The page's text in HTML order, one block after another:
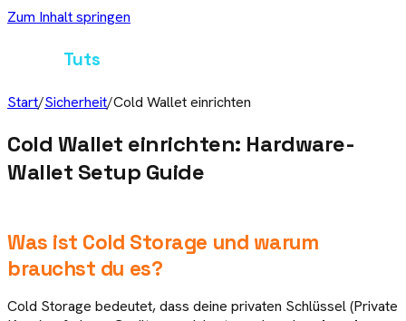
Zum Inhalt springen
Tuts
Start/Sicherheit/Cold Wallet einrichten
Cold Wallet einrichten: Hardware-
Wallet Setup Guide
Was ist Cold Storage und warum
brauchst du es?
Cold Storage bedeutet, dass deine privaten Schlüssel (Private